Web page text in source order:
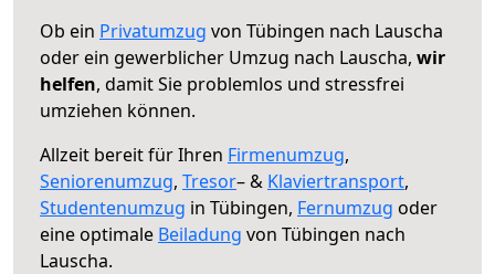
Ob ein Privatumzug von Tübingen nach Lauscha
oder ein gewerblicher Umzug nach Lauscha, wir
helfen, damit Sie problemlos und stressfrei
umziehen können.
Allzeit bereit für Ihren Firmenumzug,
Seniorenumzug, Tresor– & Klaviertransport,
Studentenumzug in Tübingen, Fernumzug oder
eine optimale Beiladung von Tübingen nach
Lauscha.